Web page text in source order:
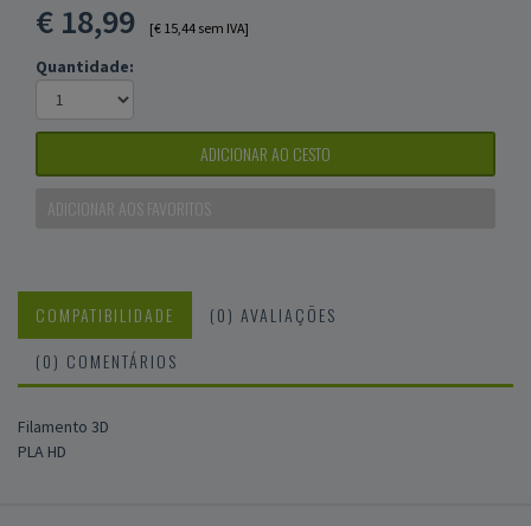
€ 18,99 [€ 15,44 sem IVA]
Quantidade:
ADICIONAR AO CESTO
ADICIONAR AOS FAVORITOS
COMPATIBILIDADE
(0) AVALIAÇÕES
(0) COMENTÁRIOS
Filamento 3D
PLA HD